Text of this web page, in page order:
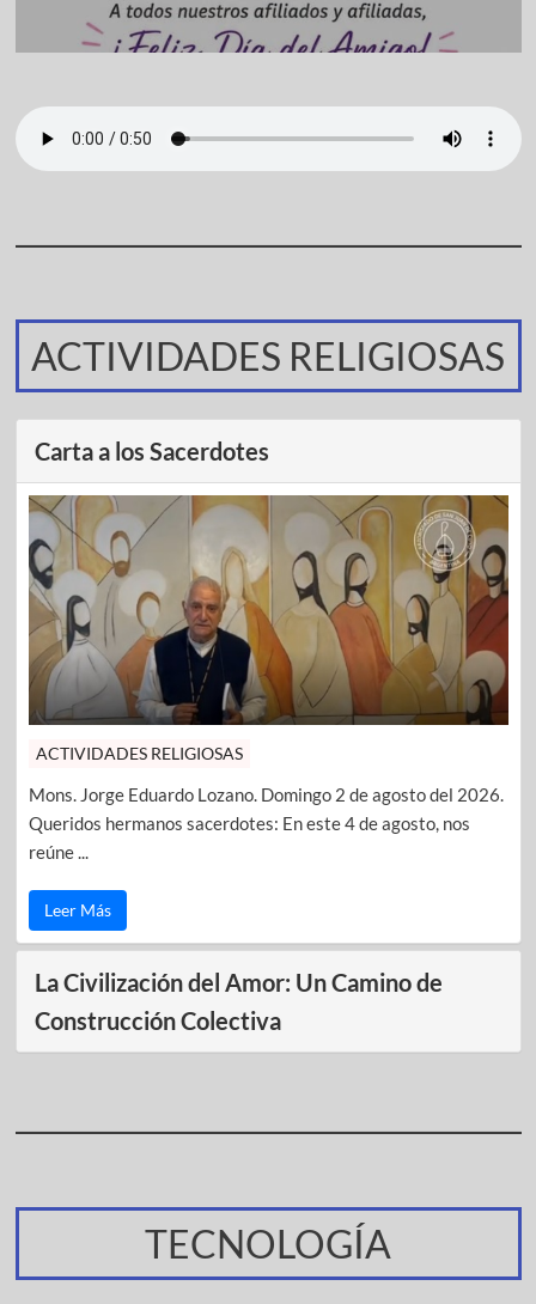
ACTIVIDADES RELIGIOSAS
Carta a los Sacerdotes
ACTIVIDADES RELIGIOSAS
Mons. Jorge Eduardo Lozano. Domingo 2 de agosto del 2026.
Queridos hermanos sacerdotes: En este 4 de agosto, nos
reúne ...
Leer Más
La Civilización del Amor: Un Camino de
Construcción Colectiva
TECNOLOGÍA